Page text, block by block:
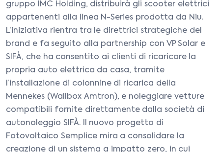
gruppo IMC Holding, distribuirà gli scooter elettrici
appartenenti alla linea N-Series prodotta da Niu.
L’iniziativa rientra tra le direttrici strategiche del
brand e fa seguito alla partnership con VP Solar e
SIFÀ, che ha consentito ai clienti di ricaricare la
propria auto elettrica da casa, tramite
l’installazione di colonnine di ricarica della
Mennekes (Wallbox Amtron), e noleggiare vetture
compatibili fornite direttamente dalla società di
autonoleggio SIFÀ. Il nuovo progetto di
Fotovoltaico Semplice mira a consolidare la
creazione di un sistema a impatto zero, in cui